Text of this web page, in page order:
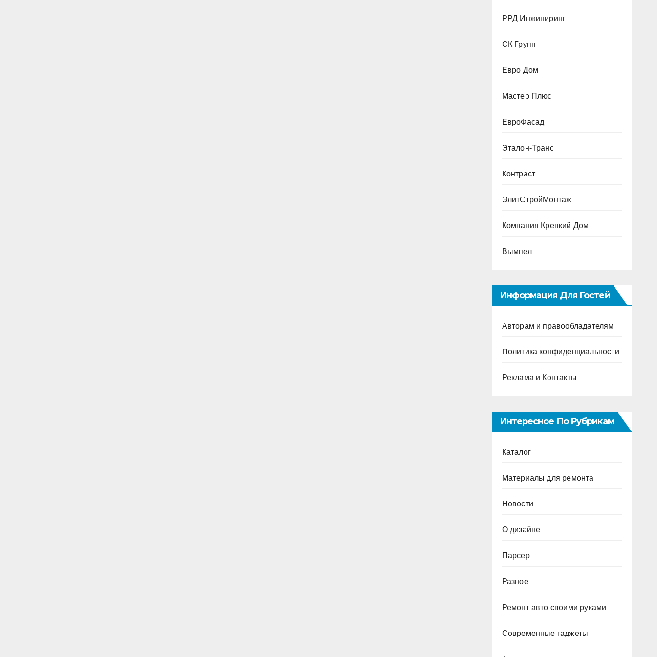
РРД Инжиниринг
СК Групп
Евро Дом
Мастер Плюс
ЕвроФасад
Эталон-Транс
Контраст
ЭлитСтройМонтаж
Компания Крепкий Дом
Вымпел
Информация Для Гостей
Авторам и правообладателям
Политика конфиденциальности
Реклама и Контакты
Интересное По Рубрикам
Каталог
Материалы для ремонта
Новости
О дизайне
Парсер
Разное
Ремонт авто своими руками
Современные гаджеты